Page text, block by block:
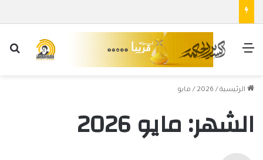
القائمة
الرئيسية /
2026
/ مايو
الشهر:مايو 2026